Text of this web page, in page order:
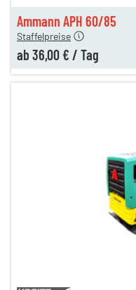
Ammann APH 60/85
Staffelpreise
ab 36,00 € / Tag